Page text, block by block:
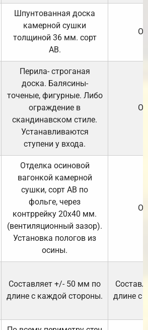
Шпунтованная доска
камерной сушки
толщиной 36 мм. сорт
АВ.
Перила- строганая
доска. Балясины-
точеные, фигурные. Либо
ограждение в
скандинавском стиле.
Устанавливаются
ступени у входа.
Отделка осиновой
вагонкой камерной
сушки, сорт АВ по
фольге, через
контррейку 20х40 мм.
(вентиляционный зазор).
Установка пологов из
осины.
Составляет +/- 50 мм по
длине с каждой стороны.
длине с